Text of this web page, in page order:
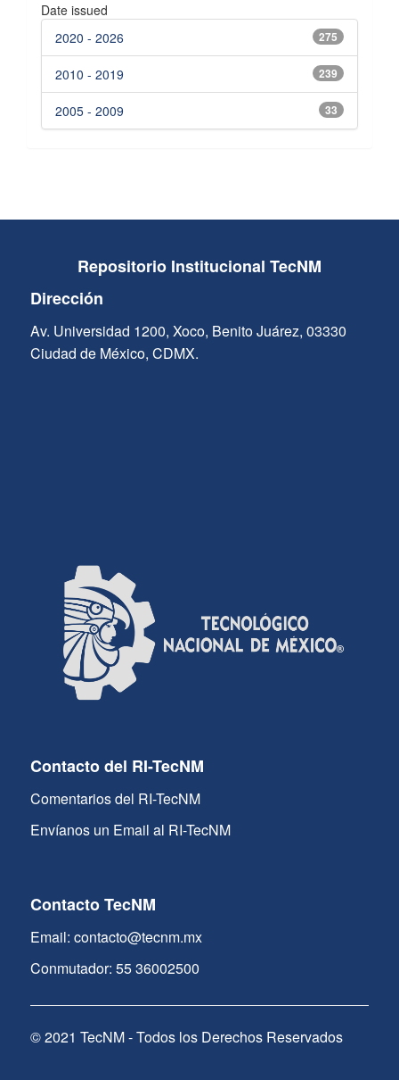
Date issued
275
2020 - 2026
239
2010 - 2019
33
2005 - 2009
Repositorio Institucional TecNM
Dirección
Av. Universidad 1200, Xoco, Benito Juárez, 03330
Ciudad de México, CDMX.
Contacto del RI-TecNM
Comentarios del RI-TecNM
Envíanos un Email al RI-TecNM
Contacto TecNM
Email: contacto@tecnm.mx
Conmutador: 55 36002500
© 2021 TecNM - Todos los Derechos Reservados